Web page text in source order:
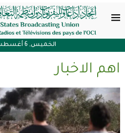
الخميس, 6 أغسطس , 2026
اهم الاخبار